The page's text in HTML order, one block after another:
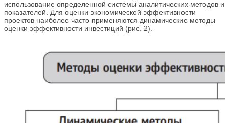
использование определенной системы аналитических методов и
показателей. Для оценки экономической эффективности
проектов наиболее часто применяются динамические методы
оценки эффективности инвестиций (рис. 2).